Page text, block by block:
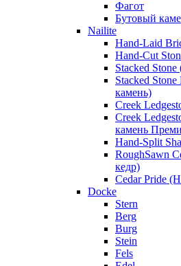
Фагот
Бутовый
Nailite
Hand-Laid
Hand-Cut
Stacked
Stacked
камень)
Creek
Creek
камень
Hand-Split
RoughSawn
кедр)
Cedar Pride
Docke
Stern
Berg
Burg
Stein
Fels